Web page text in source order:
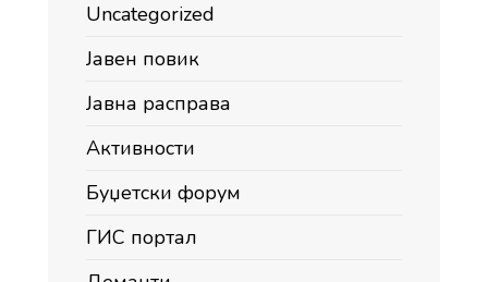
Uncategorized
Јавен повик
Јавна расправа
Активности
Буџетски форум
ГИС портал